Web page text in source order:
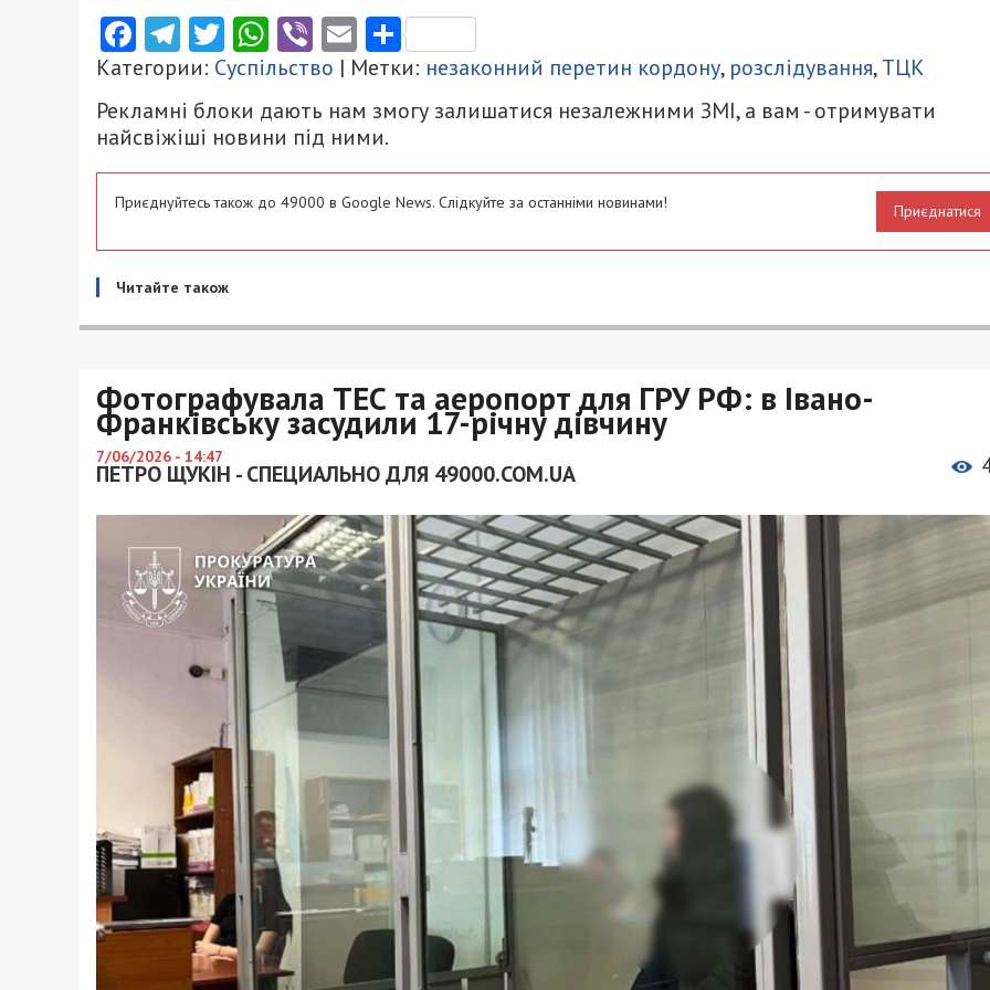
Facebook
Telegram
Twitter
WhatsApp
ViberEmailПоділитися
Категории: Суспільство | Метки: незаконний перетин кордону, розслідування,ТЦК
Рекламні блоки дають нам змогу залишатися незалежними ЗМІ, а вам - отримувати
найсвіжіші новини під ними.
Приєднуйтесь також до 49000 в Google News. Слідкуйте за останніми новинами! Приєднатися
Читайте також
Фотографувала ТЕС та аеропорт для ГРУ РФ: в Івано-
Франківську засудили 17-річну дівчину
7/06/2026 - 14:47
ПЕТРО ЩУКІН - СПЕЦИАЛЬНО ДЛЯ 49000.COM.UA